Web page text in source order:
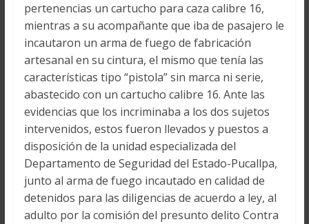
pertenencias un cartucho para caza calibre 16,
mientras a su acompañante que iba de pasajero le
incautaron un arma de fuego de fabricación
artesanal en su cintura, el mismo que tenía las
características tipo “pistola” sin marca ni serie,
abastecido con un cartucho calibre 16. Ante las
evidencias que los incriminaba a los dos sujetos
intervenidos, estos fueron llevados y puestos a
disposición de la unidad especializada del
Departamento de Seguridad del Estado-Pucallpa,
junto al arma de fuego incautado en calidad de
detenidos para las diligencias de acuerdo a ley, al
adulto por la comisión del presunto delito Contra